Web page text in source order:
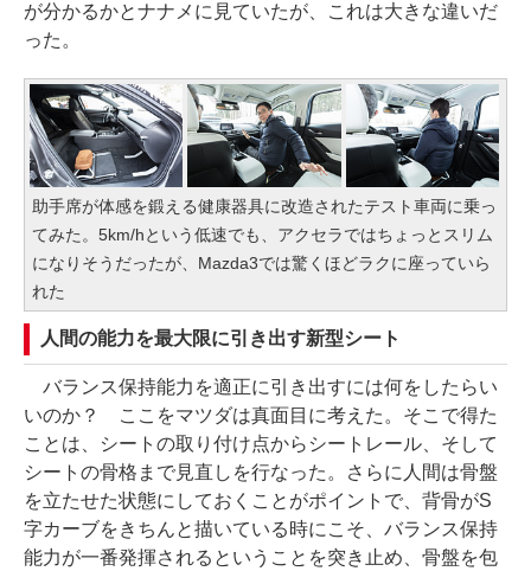
が分かるかとナナメに見ていたが、これは大きな違いだ
った。
助手席が体感を鍛える健康器具に改造されたテスト車両に乗っ
てみた。5km/hという低速でも、アクセラではちょっとスリム
になりそうだったが、Mazda3では驚くほどラクに座っていら
れた
人間の能力を最大限に引き出す新型シート
バランス保持能力を適正に引き出すには何をしたらい
いのか？ ここをマツダは真面目に考えた。そこで得た
ことは、シートの取り付け点からシートレール、そして
シートの骨格まで見直しを行なった。さらに人間は骨盤
を立たせた状態にしておくことがポイントで、背骨がS
字カーブをきちんと描いている時にこそ、バランス保持
能力が一番発揮されるということを突き止め、骨盤を包